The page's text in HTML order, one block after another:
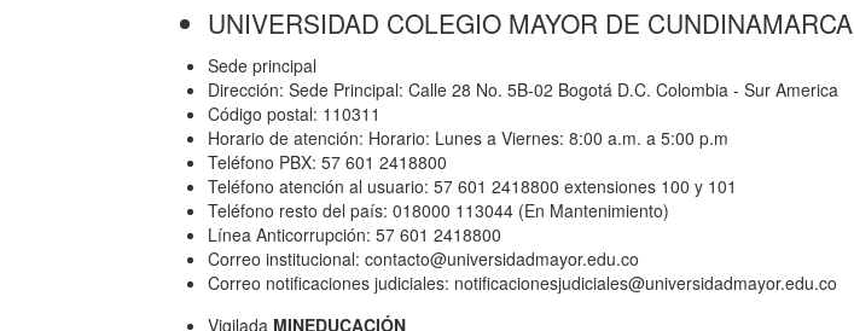
UNIVERSIDAD COLEGIO MAYOR DE CUNDINAMARCA
Sede principal
Dirección: Sede Principal: Calle 28 No. 5B-02 Bogotá D.C. Colombia - Sur America
Código postal: 110311
Horario de atención: Horario: Lunes a Viernes: 8:00 a.m. a 5:00 p.m
Teléfono PBX: 57 601 2418800
Teléfono atención al usuario: 57 601 2418800 extensiones 100 y 101
Teléfono resto del país: 018000 113044 (En Mantenimiento)
Línea Anticorrupción: 57 601 2418800
Correo institucional: contacto@universidadmayor.edu.co
Correo notificaciones judiciales: notificacionesjudiciales@universidadmayor.edu.co
Vigilada MINEDUCACIÓN